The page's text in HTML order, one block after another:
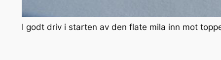
I godt driv i starten av den flate mila inn mot